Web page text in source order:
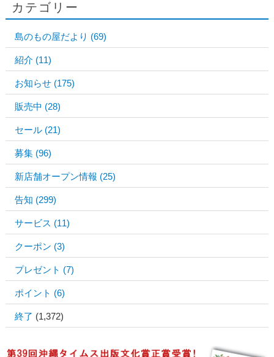
カテゴリー
島のもの屋だより (69)
紹介 (11)
お知らせ (175)
販売中 (28)
セール (21)
募集 (96)
新店舗オープン情報 (25)
告知 (299)
サービス (11)
クーポン (3)
プレゼント (7)
ポイント (6)
終了 (1,372)